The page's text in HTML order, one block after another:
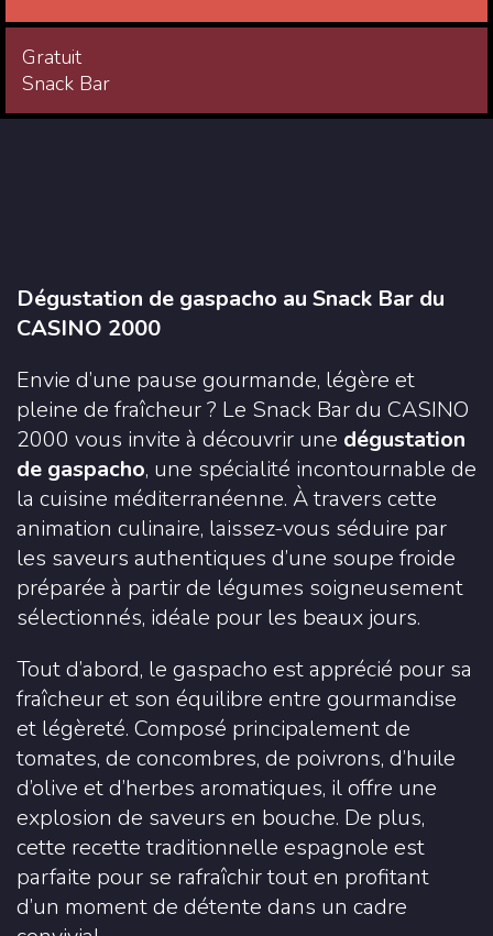
Gratuit
Snack Bar
Dégustation de gaspacho au Snack Bar du
CASINO 2000
Envie d’une pause gourmande, légère et
pleine de fraîcheur ? Le Snack Bar du CASINO
2000 vous invite à découvrir une dégustation
de gaspacho, une spécialité incontournable de
la cuisine méditerranéenne. À travers cette
animation culinaire, laissez-vous séduire par
les saveurs authentiques d’une soupe froide
préparée à partir de légumes soigneusement
sélectionnés, idéale pour les beaux jours.
Tout d’abord, le gaspacho est apprécié pour sa
fraîcheur et son équilibre entre gourmandise
et légèreté. Composé principalement de
tomates, de concombres, de poivrons, d’huile
d’olive et d’herbes aromatiques, il offre une
explosion de saveurs en bouche. De plus,
cette recette traditionnelle espagnole est
parfaite pour se rafraîchir tout en profitant
d’un moment de détente dans un cadre